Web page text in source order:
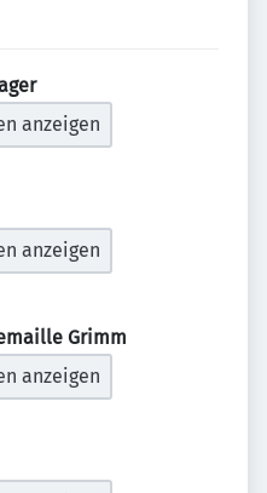
anzeigen
anzeigen
Grimm
anzeigen